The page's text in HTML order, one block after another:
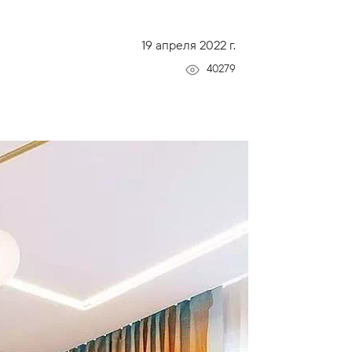
19 апреля 2022 г.
40279